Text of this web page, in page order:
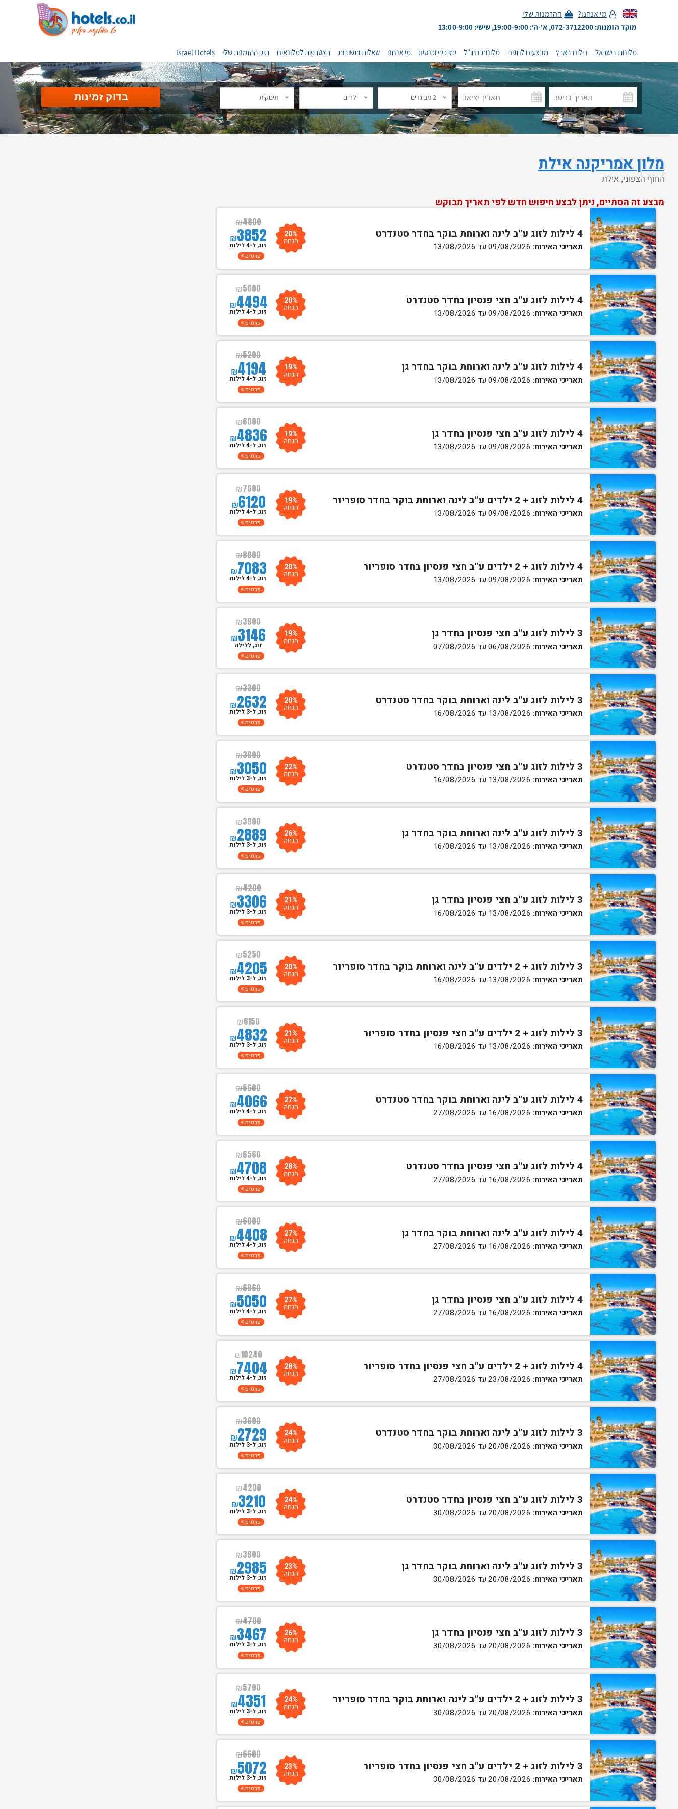
מי אנחנו? ההזמנות שלי
מוקד הזמנות: 072-3712200, א'-ה': 19:00-9:00, שישי: 13:00-9:00
מלונות בישראל דילים בארץ מבצעים לחגים מלונות בחו"ל ימי כיף וכנסים מי אנחנו שאלות ותשובות הצטרפות למלונאים תיק ההזמנות שלי Israel Hotels
2 מבוגרים ילדים תינוקות
מלון אמריקנה אילת
החוף הצפוני, אילת
מבצע זה הסתיים, ניתן לבצע חיפוש חדש לפי תאריך מבוקש
4 לילות לזוג ע"ב לינה וארוחת בוקר בחדר סטנדרט
תאריכי האירוח:
₪4800
₪3852 20%
הנחה זוג, ל-4 לילות
פרטים
4 לילות לזוג ע"ב חצי פנסיון בחדר סטנדרט
תאריכי האירוח:
₪5600
₪4494 20%
הנחה זוג, ל-4 לילות
פרטים
4 לילות לזוג ע"ב לינה וארוחת בוקר בחדר גן
תאריכי האירוח:
₪5200
₪4194 19%
הנחה זוג, ל-4 לילות
פרטים
4 לילות לזוג ע"ב חצי פנסיון בחדר גן
תאריכי האירוח:
₪6000
₪4836 19%
הנחה זוג, ל-4 לילות
פרטים
4 לילות לזוג + 2 ילדים ע"ב לינה וארוחת בוקר בחדר סופריור
תאריכי האירוח:
₪7600
₪6120 19%
הנחה זוג, ל-4 לילות
פרטים
4 לילות לזוג + 2 ילדים ע"ב חצי פנסיון בחדר סופריור
תאריכי האירוח:
₪8800
₪7083 20%
הנחה זוג, ל-4 לילות
פרטים
3 לילות לזוג ע"ב חצי פנסיון בחדר גן
תאריכי האירוח:
₪3900
₪3146 19%
הנחה זוג, ללילה
פרטים
3 לילות לזוג ע"ב לינה וארוחת בוקר בחדר סטנדרט
תאריכי האירוח:
₪3300
₪2632 20%
הנחה זוג, ל-3 לילות
פרטים
3 לילות לזוג ע"ב חצי פנסיון בחדר סטנדרט
תאריכי האירוח:
₪3900
₪3050 22%
הנחה זוג, ל-3 לילות
פרטים
3 לילות לזוג ע"ב לינה וארוחת בוקר בחדר גן
תאריכי האירוח:
₪3900
₪2889 26%
הנחה זוג, ל-3 לילות
פרטים
3 לילות לזוג ע"ב חצי פנסיון בחדר גן
תאריכי האירוח:
₪4200
₪3306 21%
הנחה זוג, ל-3 לילות
פרטים
3 לילות לזוג + 2 ילדים ע"ב לינה וארוחת בוקר בחדר סופריור
תאריכי האירוח:
₪5250
₪4205 20%
הנחה זוג, ל-3 לילות
פרטים
3 לילות לזוג + 2 ילדים ע"ב חצי פנסיון בחדר סופריור
תאריכי האירוח:
₪6150
₪4832 21%
הנחה זוג, ל-3 לילות
פרטים
4 לילות לזוג ע"ב לינה וארוחת בוקר בחדר סטנדרט
תאריכי האירוח:
₪5600
₪4066 27%
הנחה זוג, ל-4 לילות
פרטים
4 לילות לזוג ע"ב חצי פנסיון בחדר סטנדרט
תאריכי האירוח:
₪6560
₪4708 28%
הנחה זוג, ל-4 לילות
פרטים
4 לילות לזוג ע"ב לינה וארוחת בוקר בחדר גן
תאריכי האירוח:
₪6000
₪4408 27%
הנחה זוג, ל-4 לילות
פרטים
4 לילות לזוג ע"ב חצי פנסיון בחדר גן
תאריכי האירוח:
₪6960
₪5050 27%
הנחה זוג, ל-4 לילות
פרטים
4 לילות לזוג + 2 ילדים ע"ב חצי פנסיון בחדר סופריור
תאריכי האירוח:
₪10240
₪7404 28%
הנחה זוג, ל-4 לילות
פרטים
3 לילות לזוג ע"ב לינה וארוחת בוקר בחדר סטנדרט
תאריכי האירוח:
₪3600
₪2729 24%
הנחה זוג, ל-3 לילות
פרטים
3 לילות לזוג ע"ב חצי פנסיון בחדר סטנדרט
תאריכי האירוח:
₪4200
₪3210 24%
הנחה זוג, ל-3 לילות
פרטים
3 לילות לזוג ע"ב לינה וארוחת בוקר בחדר גן
תאריכי האירוח:
₪3900
₪2985 23%
הנחה זוג, ל-3 לילות
פרטים
3 לילות לזוג ע"ב חצי פנסיון בחדר גן
תאריכי האירוח:
₪4700
₪3467 26%
הנחה זוג, ל-3 לילות
פרטים
3 לילות לזוג + 2 ילדים ע"ב לינה וארוחת בוקר בחדר סופריור
תאריכי האירוח:
₪5700
₪4351 24%
הנחה זוג, ל-3 לילות
פרטים
3 לילות לזוג + 2 ילדים ע"ב חצי פנסיון בחדר סופריור
תאריכי האירוח:
₪6600
₪5072 23%
הנחה זוג, ל-3 לילות
פרטים